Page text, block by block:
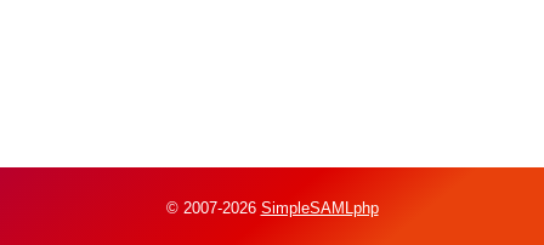
© 2007-2026 SimpleSAMLphp